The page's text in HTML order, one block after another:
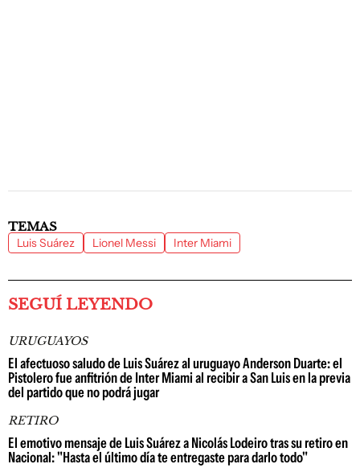
TEMAS
Luis Suárez Lionel Messi Inter Miami
SEGUÍ LEYENDO
URUGUAYOS
El afectuoso saludo de Luis Suárez al uruguayo Anderson Duarte: el
Pistolero fue anfitrión de Inter Miami al recibir a San Luis en la previa
del partido que no podrá jugar
RETIRO
El emotivo mensaje de Luis Suárez a Nicolás Lodeiro tras su retiro en
Nacional: "Hasta el último día te entregaste para darlo todo"